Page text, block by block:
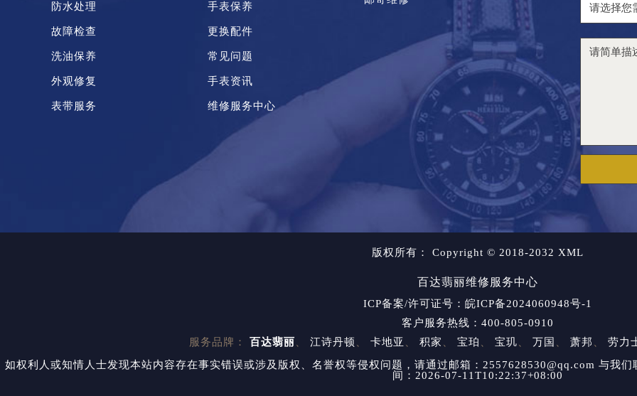
防水处理
故障检查
洗油保养
外观修复
表带服务
手表保养
更换配件
常见问题
手表资讯
维修服务中心
版权所有： Copyright © 2018-2032 XML
百达翡丽维修服务中心
ICP备案/许可证号：皖ICP备2024060948号-1
客户服务热线：400-805-0910
服务品牌： 百达翡丽 江诗丹顿 卡地亚 积家 宝珀 宝玑 万国 萧邦 劳力
如权利人或知情人士发现本站内容存在事实错误或涉及版权、名誉权等侵权问题，请通过邮箱：2557628530@qq.com 与我
间：2026-07-11T10:22:37+08:00